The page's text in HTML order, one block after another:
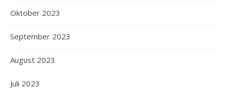
Oktober 2023
September 2023
August 2023
Juli 2023